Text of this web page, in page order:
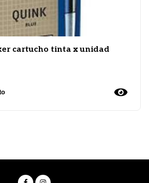
cartucho tinta x unidad